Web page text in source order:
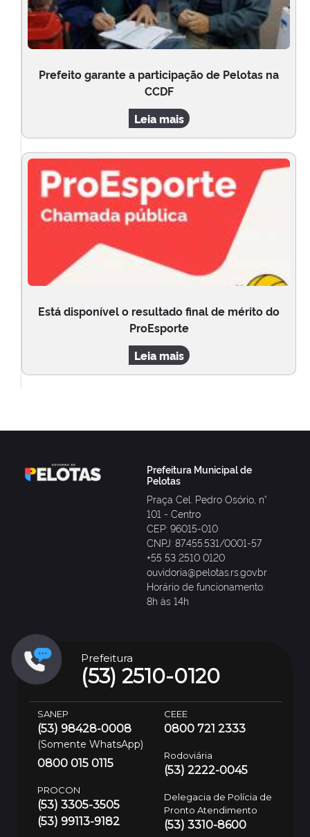
Prefeito garante a participação de Pelotas na
CCDF
Leia mais
Está disponível o resultado final de mérito do
ProEsporte
Leia mais
Prefeitura Municipal de
Pelotas
Praça Cel. Pedro Osório, n°
101 - Centro
CEP: 96015-010
CNPJ: 87.455.531/0001-57
+55 53 2510 0120
ouvidoria@pelotas.rs.gov.br
Horário de funcionamento:
8h às 14h
Prefeitura
(53) 2510-0120
SANEP
(53) 98428-0008
(Somente WhatsApp)
0800 015 0115
PROCON
(53) 3305-3505
(53) 99113-9182
CEEE
0800 721 2333
Rodoviária
(53) 2222-0045
Delegacia de Polícia de
Pronto Atendimento
(53) 3310-8600